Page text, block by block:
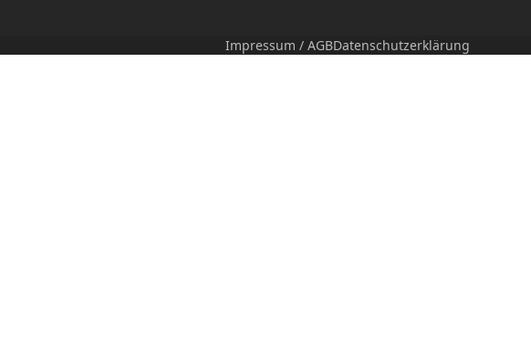
Impressum / AGBDatenschutzerklärung